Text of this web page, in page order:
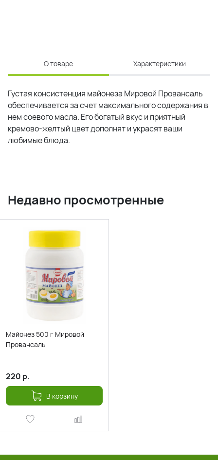
О товаре Характеристики
Густая консистенция майонеза Мировой Провансаль
обеспечивается за счет максимального содержания в
нем соевого масла. Его богатый вкус и приятный
кремово-желтый цвет дополнят и украсят ваши
любимые блюда.
Недавно просмотренные
Майонез 500 г Мировой
Провансаль
220 р.
В корзину